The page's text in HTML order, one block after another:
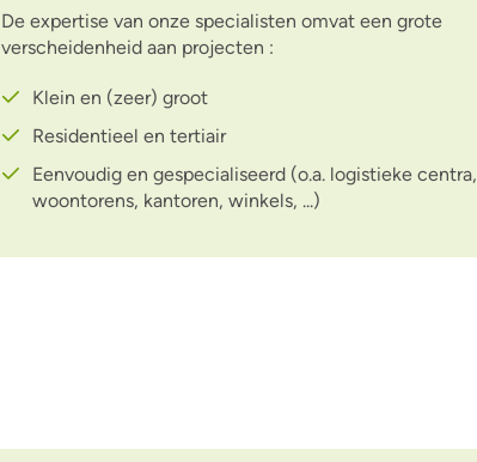
De expertise van onze specialisten omvat een grote
verscheidenheid aan projecten :
Klein en (zeer) groot
Residentieel en tertiair
Eenvoudig en gespecialiseerd (o.a. logistieke centra,
woontorens, kantoren, winkels, ...)